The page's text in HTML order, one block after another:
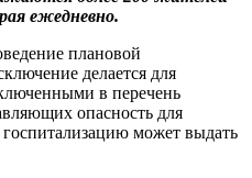
ежедневно.
плановой
делается для
в перечень
опасность для
может выдать